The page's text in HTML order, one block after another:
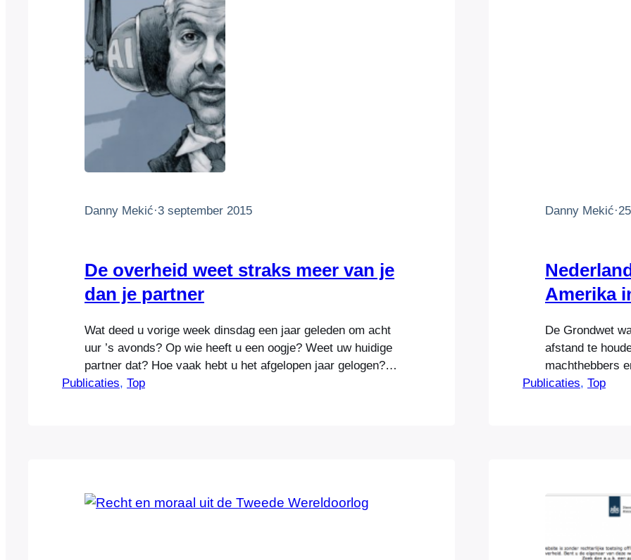
Danny Mekić·3 september 2015
De overheid weet straks meer van je
dan je partner
Wat deed u vorige week dinsdag een jaar geleden om acht
uur ’s avonds? Op wie heeft u een oogje? Weet uw huidige
partner dat? Hoe vaak hebt u het afgelopen jaar gelogen?
Hoe vaak heeft u seks gehad, en weet u nog waar, wanneer
Publicaties, Top
Danny Mekić·
Amerika
De Grondwet
afstand te
machthebbers
noodzakelijk en
Publicaties, Top